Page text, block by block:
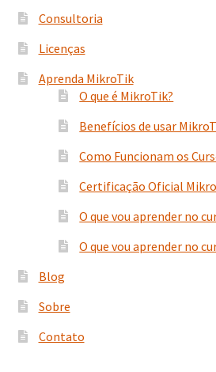
Consultoria
Licenças
Aprenda MikroTik
O que é MikroTik?
Benefícios de usar
Como Funcionam os
Certificação Oficial
O que vou aprender no
O que vou aprender no
Blog
Sobre
Contato